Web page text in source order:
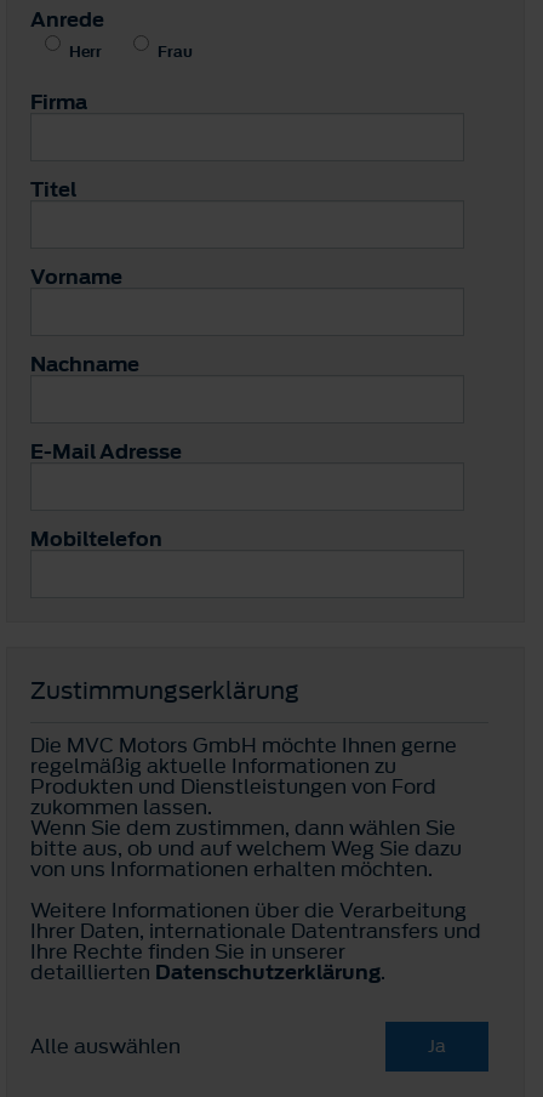
Anrede
Herr Frau
Firma
Titel
Vorname
Nachname
E-Mail Adresse
Mobiltelefon
Zustimmungserklärung
Die MVC Motors GmbH möchte Ihnen gerne
regelmäßig aktuelle Informationen zu
Produkten und Dienstleistungen von Ford
zukommen lassen.
Wenn Sie dem zustimmen, dann wählen Sie
bitte aus, ob und auf welchem Weg Sie dazu
von uns Informationen erhalten möchten.
Weitere Informationen über die Verarbeitung
Ihrer Daten, internationale Datentransfers und
Ihre Rechte finden Sie in unserer
detaillierten Datenschutzerklärung.
Alle auswählen Ja